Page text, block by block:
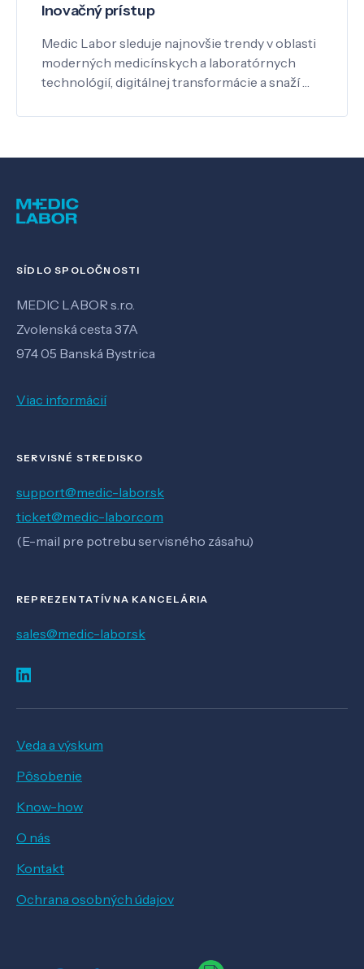
Inovačný prístup
Medic Labor sleduje najnovšie trendy v oblasti
moderných medicínskych a laboratórnych
technológií, digitálnej transformácie a snaží …
SÍDLO SPOLOČNOSTI
MEDIC LABOR s.r.o.
Zvolenská cesta 37A
974 05 Banská Bystrica
Viac informácií
SERVISNÉ STREDISKO
support@medic-labor.sk
ticket@medic-labor.com
(E-mail pre potrebu servisného zásahu)
REPREZENTATÍVNA KANCELÁRIA
sales@medic-labor.sk
Veda a výskum
Pôsobenie
Know-how
O nás
Kontakt
Ochrana osobných údajov